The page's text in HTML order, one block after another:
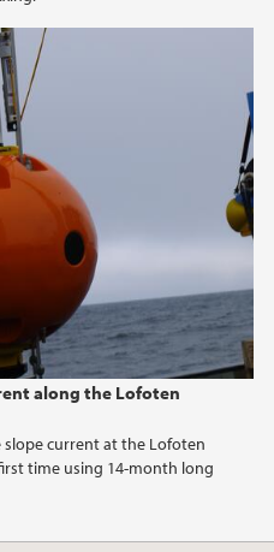
along the Lofoten
current at the Lofoten
time using 14-month long